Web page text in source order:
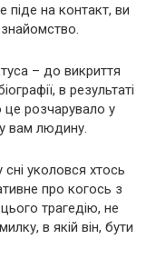
на контакт, ви
– до викриття
в результаті
це розчарувало у
вам людину.
уколовся хтось
про когось з
трагедію, не
в якій він, бути